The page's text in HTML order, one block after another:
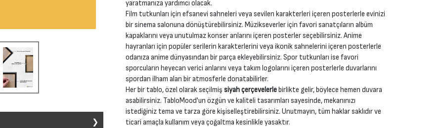
yaratmanıza yardımcı olacak.
Film tutkunları için efsanevi sahneleri veya sevilen karakterleri içeren posterlerle evinizi
bir sinema salonuna dönüştürebilirsiniz. Müzikseverler için favori sanatçıların albüm
kapaklarını veya unutulmaz konser anlarını içeren posterler seçebilirsiniz. Anime
hayranları için popüler serilerin karakterlerini veya ikonik sahnelerini içeren posterlerle
odanıza anime dünyasından bir parça ekleyebilirsiniz. Spor tutkunları ise favori
sporcuların heyecan verici anlarını veya takım logolarını içeren posterlerle duvarlarını
spordan ilham alan bir atmosferle donatabilirler.
Her bir tablo, özel olarak seçilmiş siyah çerçevelerlebirlikte gelir, böylece hemen duvara
asabilirsiniz. TabloMood'un özgün ve kaliteli tasarımları sayesinde, mekanınızı
istediğiniz tema ve tarza göre kişiselleştirebilirsiniz. Unutmayın, tüm haklar saklıdır ve
ticari amaçla kullanım veya çoğaltma kesinlikle yasaktır.